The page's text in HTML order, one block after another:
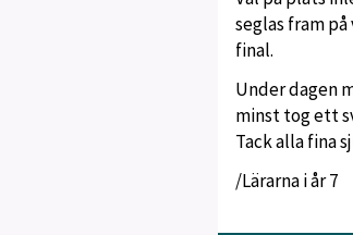
seglas fram
final.
Under dagen
minst tog ett
Tack alla fina
/Lärarna i år 7